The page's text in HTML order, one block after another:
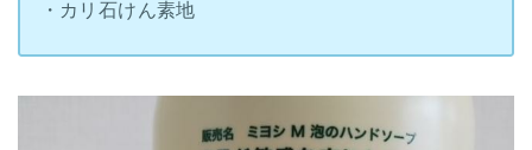
・カリ石けん素地